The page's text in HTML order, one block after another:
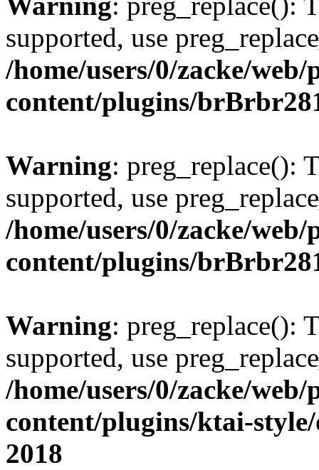
supported, use
/home/users/0/zacke/
content/plugins/
Warning: preg_replace():
supported, use
/home/users/0/zacke/
content/plugins/
Warning: preg_replace():
supported, use
/home/users/0/zacke/
content/plugins/ktai-
2018